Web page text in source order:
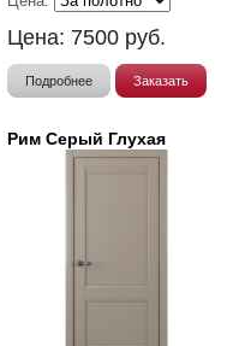
Цена: 7500 руб.
Подробнее Заказать
Рим Серый Глухая